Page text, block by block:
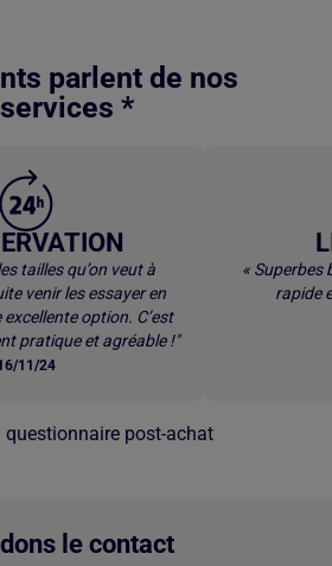
parlent de nos
services *
tailles qu’on veut à
venir les essayer en
option. C’est
pratique et agréable !"
11/24
« Superbes
rapide
questionnaire post-achat
le contact